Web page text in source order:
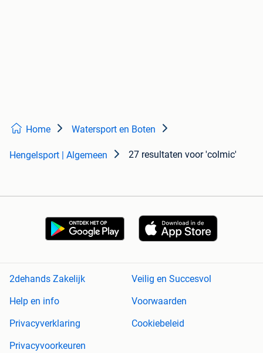
Home Watersport en Boten
Hengelsport | Algemeen 27 resultaten voor 'colmic'
2dehands Zakelijk
Veilig en Succesvol
Help en info
Voorwaarden
Privacyverklaring
Cookiebeleid
Privacyvoorkeuren